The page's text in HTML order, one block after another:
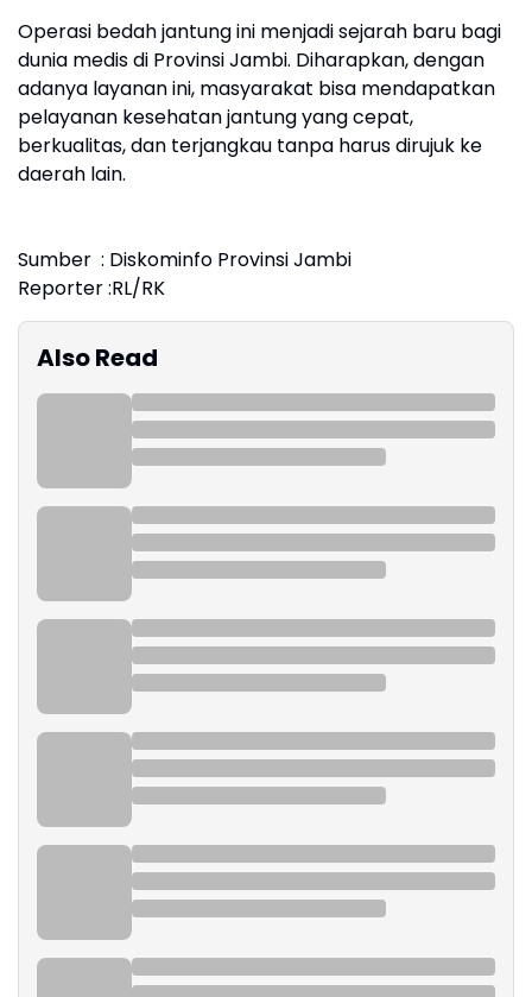
Operasi bedah jantung ini menjadi sejarah baru bagi
dunia medis di Provinsi Jambi. Diharapkan, dengan
adanya layanan ini, masyarakat bisa mendapatkan
pelayanan kesehatan jantung yang cepat,
berkualitas, dan terjangkau tanpa harus dirujuk ke
daerah lain.
Sumber : Diskominfo Provinsi Jambi
Reporter :RL/RK
Also Read